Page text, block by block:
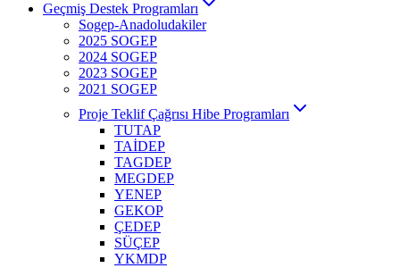
Geçmiş Destek Programları
Sogep-Anadoludakiler
2025 SOGEP
2024 SOGEP
2023 SOGEP
2021 SOGEP
Proje Teklif Çağrısı Hibe Programları
TUTAP
TAİDEP
TAGDEP
MEGDEP
YENEP
GEKOP
ÇEDEP
SÜÇEP
YKMDP